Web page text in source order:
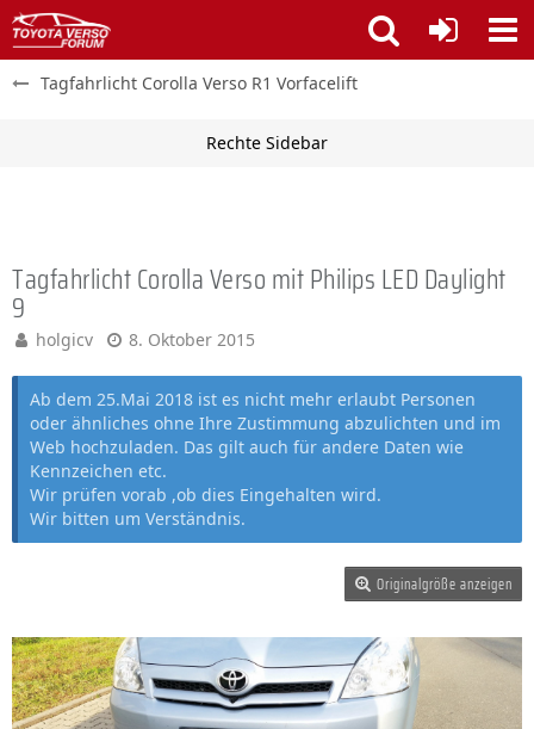
Tagfahrlicht Corolla Verso R1 Vorfacelift
Tagfahrlicht Corolla Verso mit Philips LED Daylight
9
holgicv 8. Oktober 2015
Ab dem 25.Mai 2018 ist es nicht mehr erlaubt Personen
oder ähnliches ohne Ihre Zustimmung abzulichten und im
Web hochzuladen. Das gilt auch für andere Daten wie
Kennzeichen etc.
Wir prüfen vorab ,ob dies Eingehalten wird.
Wir bitten um Verständnis.
Originalgröße anzeigen